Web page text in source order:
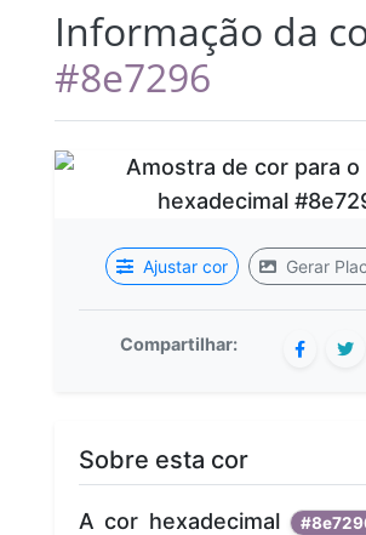
Informação da
#8e7296
Ajustar cor Gerar
Compartilhar:
Sobre esta cor
A cor hexadecimal